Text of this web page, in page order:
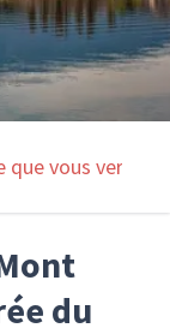
que vous verrez
du